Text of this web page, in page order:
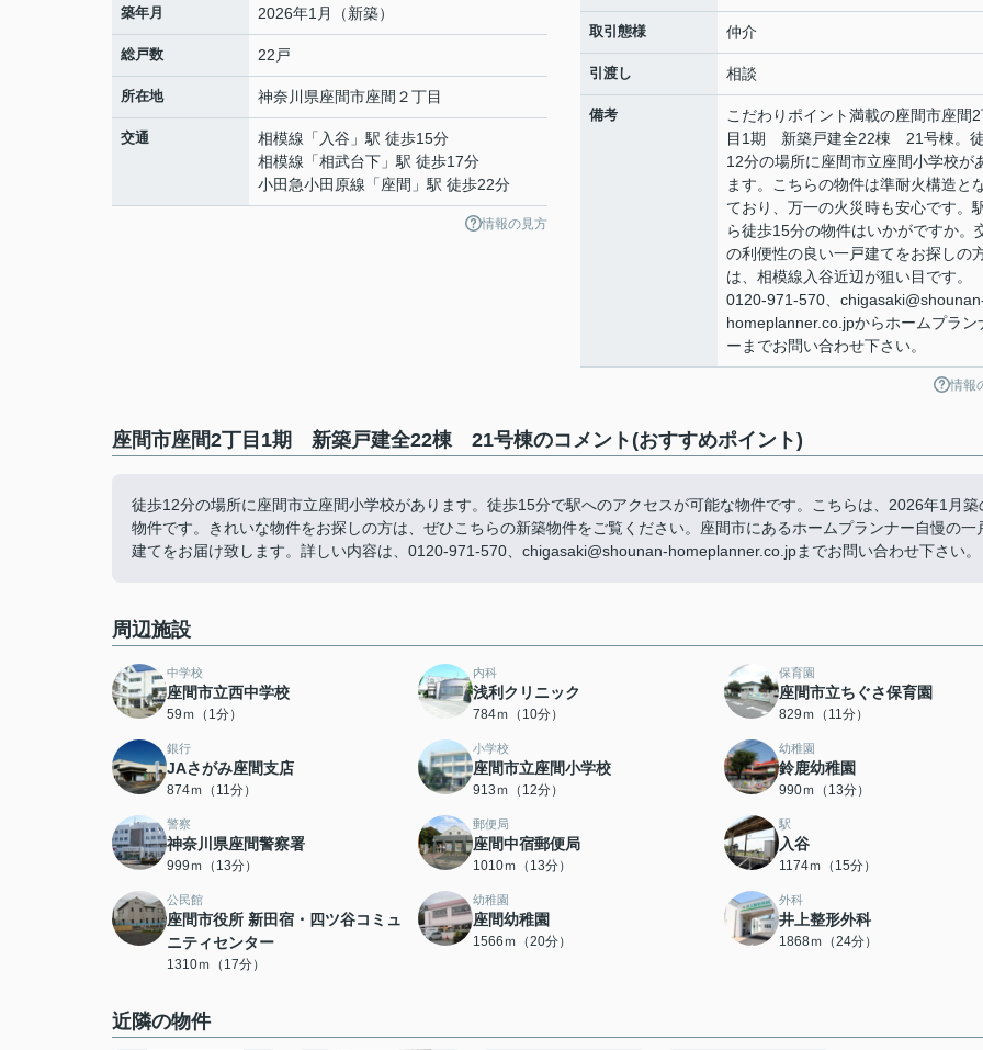
築年月 2026年1月（新築）
総戸数 22戸
所在地 神奈川県座間市座間 ２丁目
交通 相模線 「 入谷 」駅 徒歩15分
相模線 「相武台下 」駅 徒歩17分
小田急小田原線 「座間 」駅 徒歩22分
情報の見方
取引態様 仲介
引渡し 相談
備考
こだわりポイント満載の座間市座間
目1期 新築戸建全22棟 21号棟。
12分の場所に座間市立座間小学校が
ます。こちらの物件は準耐火構造と
ており、万一の火災時も安心です。
ら徒歩15分の物件はいかがですか。
の利便性の良い一戸建てをお探しの
は、相模線入谷近辺が狙い目です。
0120-971-570、
homeplanner.co.jpからホームプラン
ーまでお問い合わせ下さい。
情報
座間市座間2丁目1期 新築戸建全22棟 21号棟のコメント(おすすめポイント)
徒歩12分の場所に座間市立座間小学校があります。徒歩15分で駅へのアクセスが可能な物件です。こちらは、2026年1月築
物件です。きれいな物件をお探しの方は、ぜひこちらの新築物件をご覧ください。座間市にあるホームプランナー自慢の一
建てをお届け致します。詳しい内容は、0120-971-570、chigasaki@shounan-homeplanner.co.jpまでお問い合わせ下さい。
周辺施設
中学校
座間市立西中学校
59ｍ（1分）
内科
浅利クリニック
784ｍ（10分）
保育園
座間市立ちぐさ保育園
829ｍ（11分）
銀行
JAさがみ座間支店
874ｍ（11分）
小学校
座間市立座間小学校
913ｍ（12分）
幼稚園
鈴鹿幼稚園
990ｍ（13分）
警察
神奈川県座間警察署
999ｍ（13分）
郵便局
座間中宿郵便局
1010ｍ（13分）
駅
入谷
1174ｍ（15分）
公民館
座間市役所 新田宿・四ツ谷コミュ
ニティセンター
1310ｍ（17分）
幼稚園
座間幼稚園
1566ｍ（20分）
外科
井上整形外科
1868ｍ（24分）
近隣の物件